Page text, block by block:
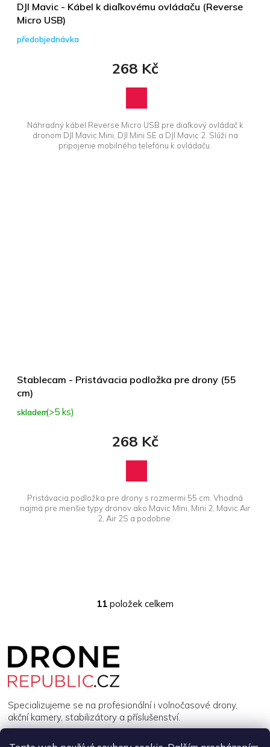
DJI Mavic - Kábel k diaľkovému ovládaču (Reverse
Micro USB)
předobjednávka
268 Kč
Náhradný kábel Reverse Micro USB pre diaľkový ovládač k
dronom DJI Mavic Mini, DJI Mini SE a DJI Mavic 2. Slúži na
pripojenie mobilného telefónu k ovládaču.
Stablecam - Pristávacia podložka pre drony (55
cm)
skladem(>5 ks)
268 Kč
Pristávacia podložka pre drony s rozmermi 55 cm. Vhodná
najmä pre menšie typy dronov ako Mavic Mini, Mini 2, Mavic Air
2, Air 2S a podobne.
O
p
r
v
11 položek celkem
Specializujeme se na profesionální i volnočasové drony,
akční kamery, stabilizátory a příslušenství.